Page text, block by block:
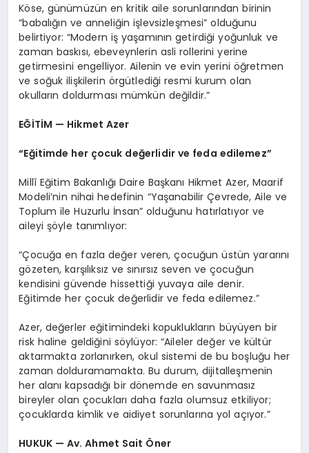
Köse, günümüzün en kritik aile sorunlarından birinin
“babalığın ve anneliğin işlevsizleşmesi” olduğunu
belirtiyor: “Modern iş yaşamının getirdiği yoğunluk ve
zaman baskısı, ebeveynlerin asli rollerini yerine
getirmesini engelliyor. Ailenin ve evin yerini öğretmen
ve soğuk ilişkilerin örgütlediği resmi kurum olan
okulların doldurması mümkün değildir.”
EĞİTİM — Hikmet Azer
“Eğitimde her çocuk değerlidir ve feda edilemez”
Millî Eğitim Bakanlığı Daire Başkanı Hikmet Azer, Maarif
Modeli’nin nihai hedefinin “Yaşanabilir Çevrede, Aile ve
Toplum ile Huzurlu İnsan” olduğunu hatırlatıyor ve
aileyi şöyle tanımlıyor:
“Çocuğa en fazla değer veren, çocuğun üstün yararını
gözeten, karşılıksız ve sınırsız seven ve çocuğun
kendisini güvende hissettiği yuvaya aile denir.
Eğitimde her çocuk değerlidir ve feda edilemez.”
Azer, değerler eğitimindeki kopuklukların büyüyen bir
risk haline geldiğini söylüyor: “Aileler değer ve kültür
aktarmakta zorlanırken, okul sistemi de bu boşluğu her
zaman dolduramamakta. Bu durum, dijitalleşmenin
her alanı kapsadığı bir dönemde en savunmasız
bireyler olan çocukları daha fazla olumsuz etkiliyor;
çocuklarda kimlik ve aidiyet sorunlarına yol açıyor.”
HUKUK — Av. Ahmet Sait Öner